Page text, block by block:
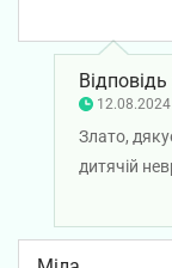
Відповідь
12.08.2024
Злато,
дитячій